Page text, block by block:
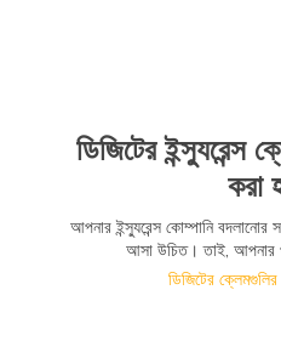
ডিজিটের
করা
আপনার ইন্স্যুরেন্স কোম্পানি
আসা উচিত। তাই, আপনার
ডিজিটের ক্লেমগুলির